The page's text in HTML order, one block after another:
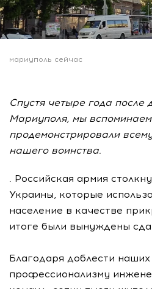
мариуполь сейчас
Спустя четыре года после
Мариуполя, мы
продемонстрировали
нашего воинства.
. Российская армия
Украины, которые
население в качестве
итоге были вынуждены
Благодаря доблести
профессионализму